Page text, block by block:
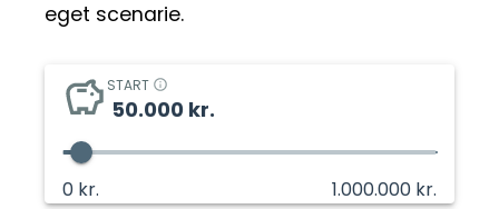
eget scenarie.
START
50.000 kr.
0 kr. 1.000.000 kr.